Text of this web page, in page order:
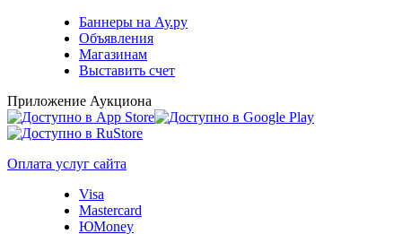
Баннеры на Ау.ру
Объявления
Магазинам
Выставить счет
Приложение Аукциона
Оплата услуг сайта
Visa
Mastercard
ЮMoney